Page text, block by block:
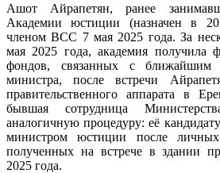
Ашот Айрапетян, ранее
Академии юстиции (назначен в
членом ВСС 7 мая 2025 года. За
мая 2025 года, академия получила
фондов, связанных с ближайшим
министра, после встречи
правительственного аппарата в
бывшая сотрудница
аналогичную процедуру: её
министром юстиции после
полученных на встрече в здании
2025 года.